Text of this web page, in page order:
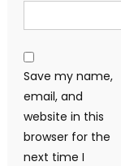
Save my name,
email, and
website in this
browser for the
next time I